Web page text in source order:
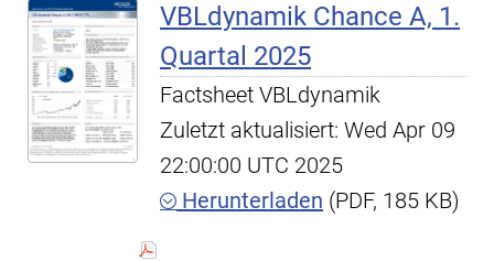
VBLdynamik Chance A, 1.
Quartal 2025
Factsheet VBLdynamik
Zuletzt aktualisiert: Wed Apr 09
22:00:00 UTC 2025
Herunterladen (PDF, 185 KB)